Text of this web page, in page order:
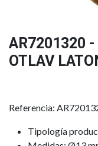
AR7201320 -
OTLAV
Referencia:
Tipología